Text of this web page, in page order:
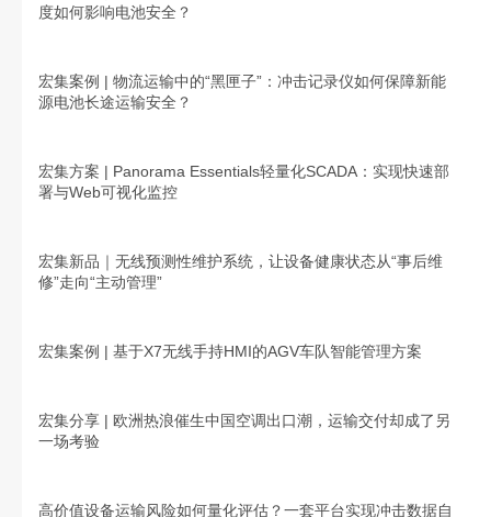
度如何影响电池安全？
宏集案例 | 物流运输中的“黑匣子”：冲击记录仪如何保障新能
源电池长途运输安全？
宏集方案 | Panorama Essentials轻量化SCADA：实现快速部
署与Web可视化监控
宏集新品｜无线预测性维护系统，让设备健康状态从“事后维
修”走向“主动管理”
宏集案例 | 基于X7无线手持HMI的AGV车队智能管理方案
宏集分享 | 欧洲热浪催生中国空调出口潮，运输交付却成了另
一场考验
高价值设备运输风险如何量化评估？一套平台实现冲击数据自